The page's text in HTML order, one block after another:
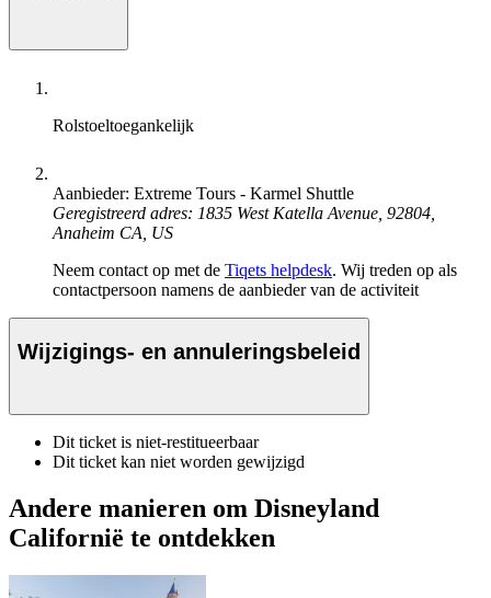
Rolstoeltoegankelijk
Aanbieder: Extreme Tours - Karmel Shuttle
Geregistreerd adres: 1835 West Katella Avenue, 92804,
Anaheim CA, US
Neem contact op met de Tiqets helpdesk. Wij treden op als
contactpersoon namens de aanbieder van de activiteit
Wijzigings- en annuleringsbeleid
Dit ticket is niet-restitueerbaar
Dit ticket kan niet worden gewijzigd
Andere manieren om Disneyland
Californië te ontdekken